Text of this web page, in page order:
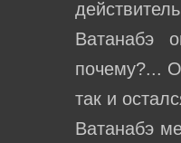
Ватанабэ
почему?...
так и
Ватанабэ